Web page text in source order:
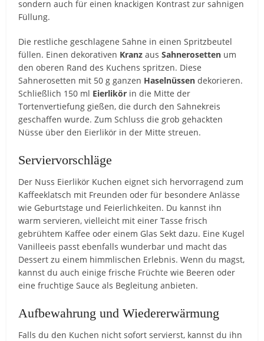
sondern auch für einen knackigen Kontrast zur sahnigen
Füllung.
Die restliche geschlagene Sahne in einen Spritzbeutel
füllen. Einen dekorativen Kranz ausSahnerosetten um
den oberen Rand des Kuchens spritzen. Diese
Sahnerosetten mit 50 g ganzen Haselnüssen dekorieren.
Schließlich 150 ml Eierlikör in die Mitte der
Tortenvertiefung gießen, die durch den Sahnekreis
geschaffen wurde. Zum Schluss die grob gehackten
Nüsse über den Eierlikör in der Mitte streuen.
Serviervorschläge
Der Nuss Eierlikör Kuchen eignet sich hervorragend zum
Kaffeeklatsch mit Freunden oder für besondere Anlässe
wie Geburtstage und Feierlichkeiten. Du kannst ihn
warm servieren, vielleicht mit einer Tasse frisch
gebrühtem Kaffee oder einem Glas Sekt dazu. Eine Kugel
Vanilleeis passt ebenfalls wunderbar und macht das
Dessert zu einem himmlischen Erlebnis. Wenn du magst,
kannst du auch einige frische Früchte wie Beeren oder
eine fruchtige Sauce als Begleitung anbieten.
Aufbewahrung und Wiedererwärmung
Falls du den Kuchen nicht sofort servierst, kannst du ihn